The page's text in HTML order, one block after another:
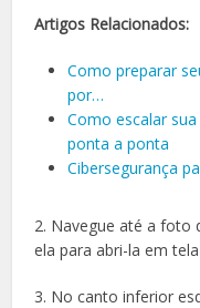
Artigos Relacionados:
Como preparar
por…
Como escalar
ponta a ponta
Cibersegurança
2. Navegue até a foto
ela para abri-la em
3. No canto inferior